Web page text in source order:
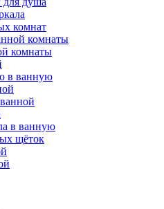
комнат
комнаты
комнаты
в ванную
в ванную
щёток